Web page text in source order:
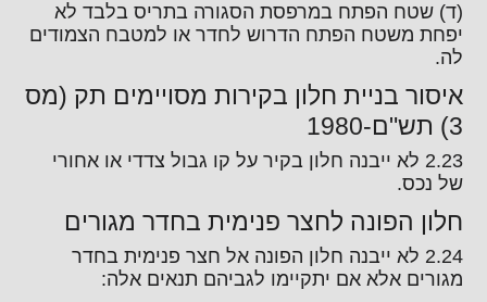
(ד) שטח הפתח במרפסת הסגורה בתריס בלבד לא
יפחת משטח הפתח הדרוש לחדר או למטבח הצמודים
לה.
איסור בניית חלון בקירות מסויימים תק (מס
3) תש"ם-1980
2.23 לא ייבנה חלון בקיר על קו גבול צדדי או אחורי
של נכס.
חלון הפונה לחצר פנימית בחדר מגורים
2.24 לא ייבנה חלון הפונה אל חצר פנימית בחדר
מגורים אלא אם יתקיימו לגביהם תנאים אלה: